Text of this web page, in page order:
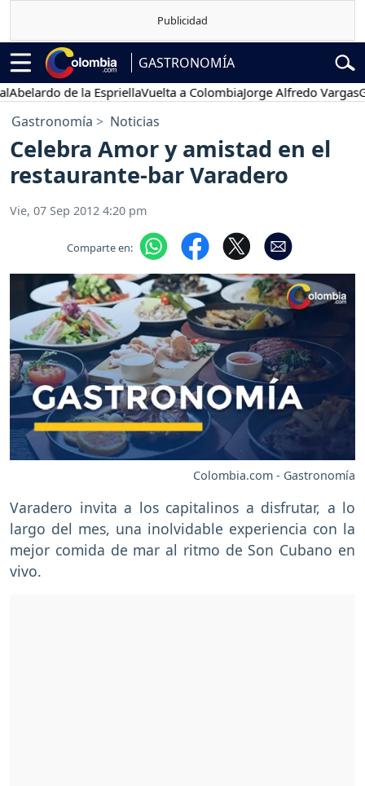
GASTRONOMÍA
de la EspriellaVuelta a ColombiaJorge Alfredo Vargas
Gastronomía Noticias
Celebra Amor y amistad en el
restaurante-bar Varadero
Vie, 07 Sep 2012 4:20 pm
Comparte en:
Colombia.com - Gastronomía
Varadero invita a los capitalinos a disfrutar, a lo
largo del mes, una inolvidable experiencia con la
mejor comida de mar al ritmo de Son Cubano en
vivo.